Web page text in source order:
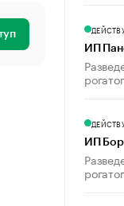
ИП
ИП